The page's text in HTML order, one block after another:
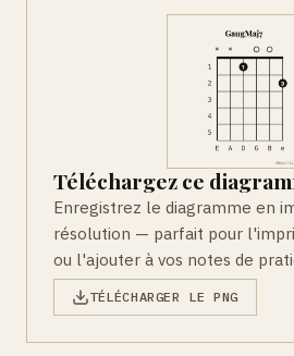
Téléchargez ce
Enregistrez le diagramme en
résolution — parfait pour
ou l'ajouter à vos notes de
TÉLÉCHARGER LE PNG